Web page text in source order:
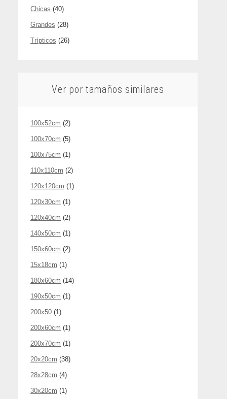
Chicas (40)
Grandes (28)
Trípticos (26)
Ver por tamaños similares
100x52cm (2)
100x70cm (5)
100x75cm (1)
110x110cm (2)
120x120cm (1)
120x30cm (1)
120x40cm (2)
140x50cm (1)
150x60cm (2)
15x18cm (1)
180x60cm (14)
190x50cm (1)
200x50 (1)
200x60cm (1)
200x70cm (1)
20x20cm (38)
28x28cm (4)
30x20cm (1)